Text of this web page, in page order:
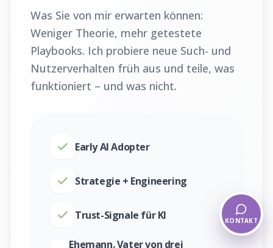
Was Sie von mir erwarten können:
Weniger Theorie, mehr getestete
Playbooks. Ich probiere neue Such- und
Nutzerverhalten früh aus und teile, was
funktioniert – und was nicht.
Early AI Adopter
Strategie + Engineering
Trust-Signale für KI
Ehemann. Vater von drei
KONTAKT